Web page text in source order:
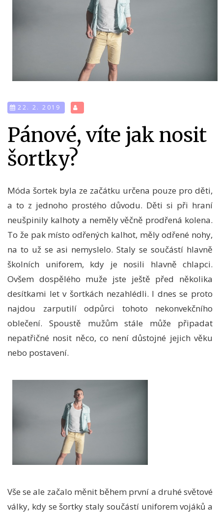
22. 2. 2019
Pánové, víte jak nosit
šortky?
Móda šortek byla ze začátku určena pouze pro děti,
a to z jednoho prostého důvodu. Děti si při hraní
neušpinily kalhoty a neměly věčně prodřená kolena.
To že pak místo odřených kalhot, měly odřené nohy,
na to už se asi nemyslelo. Staly se součástí hlavně
školních uniforem, kdy je nosili hlavně chlapci.
Ovšem dospělého muže jste ještě před několika
desítkami let v šortkách nezahlédli. I dnes se proto
najdou zarputilí odpůrci tohoto nekonvekčního
oblečení. Spoustě mužům stále může připadat
nepatřičné nosit něco, co není důstojné jejich věku
nebo postavení.
Vše se ale začalo měnit během první a druhé světové
války, kdy se šortky staly součástí uniforem vojáků a